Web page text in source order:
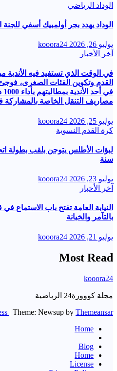
الوداد الرياضي
الوداد يهدد بجر أولمبيك أسفي للجنة
يوليو 26, 2026
kooora24
آخر الأخبار
في الوقت الذي تستفيد فيه
القدم وتكوين الفئات الصغرى،
مصاريف التنقل الخاصة بالمشاركة
يوليو 25, 2026
kooora24
كرة القدم النسوية
سنة
يوليو 23, 2026
kooora24
آخر الأخبار
النيابة العامة تفتح باب الاستماع
بالتآمر والخيانة
يوليو 21, 2026 kooora24
Most Read
kooora24
مجلة كووورة24 الرياضية
| Theme: Newsup by Themeansar
Home
Blog
Home
License